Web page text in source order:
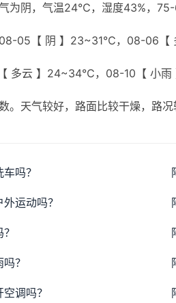
为阴，气温24℃，湿度43%，75-
08-05【 阴 】23~31℃，08-06
多云 】24~34℃，08-10【 小雨
。天气较好，路面比较干燥，路况
吗？
运动吗？
？
调吗？